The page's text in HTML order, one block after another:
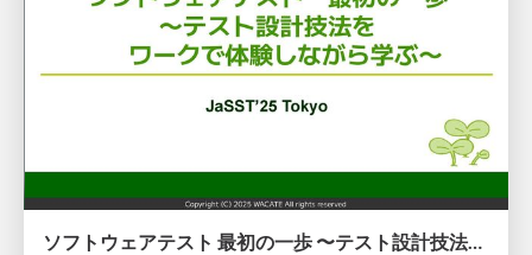
ソフトウェアテスト 最初の一歩 〜テスト設計技法をワークで体験しながら学ぶ〜 #WACATE #JaSSTTokyo / SoftwareTestingFirstStep